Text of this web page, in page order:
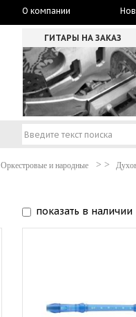
О компании
ГИТАРЫ НА ЗАКАЗ
Оркестровые и народные
показать в наличии